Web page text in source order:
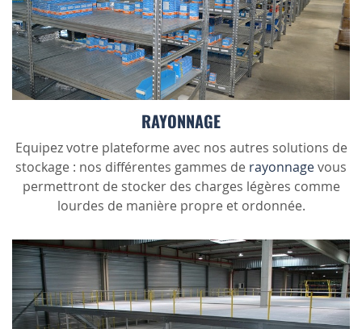
RAYONNAGE
Equipez votre plateforme avec nos autres solutions de
stockage : nos différentes gammes de rayonnagevous
permettront de stocker des charges légères comme
lourdes de manière propre et ordonnée.